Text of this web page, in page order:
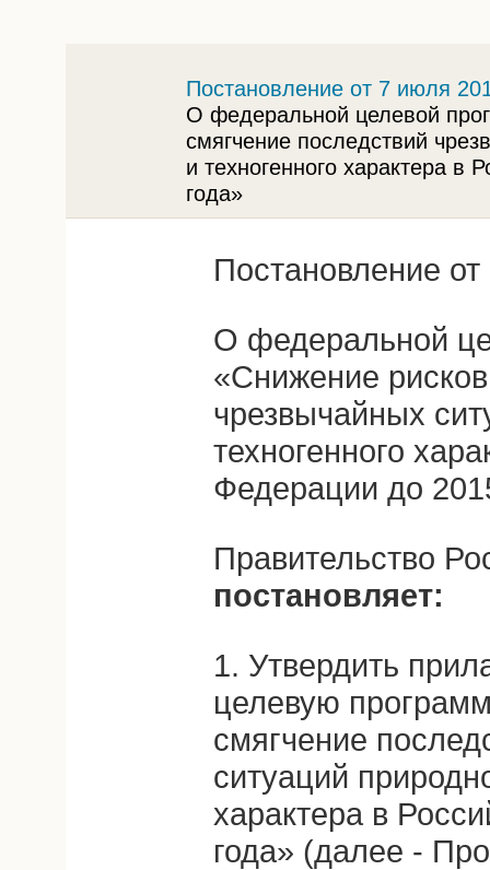
Постановление от 7 июля
О федеральной целевой
смягчение последствий
и техногенного характера в
года»
Постановление
О федеральной
«Снижение
чрезвычайных
техногенного
Федерации до
Правительство
постановляет:
1. Утвердить
целевую
смягчение
ситуаций
характера в
года» (далее -